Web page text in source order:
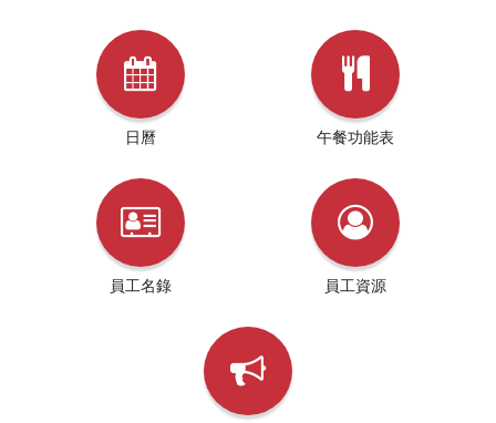
日曆 午餐功能表
員工名錄 員工資源